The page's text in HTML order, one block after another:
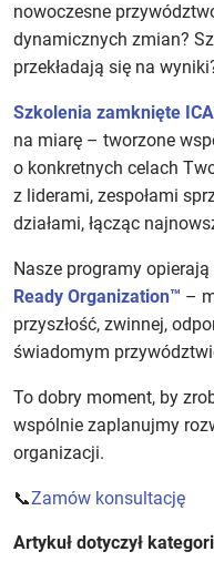
nowoczesne
dynamicznych zmian?
przekładają się na
Szkolenia zamknięte
na miarę – tworzone
o konkretnych celach
z liderami, zespołami
działami, łącząc
Nasze programy
Ready Organization™ –
przyszłość, zwinnej,
świadomym
To dobry moment, by
wspólnie zaplanujmy
organizacji.
📞Zamów konsultację
Artykuł dotyczył